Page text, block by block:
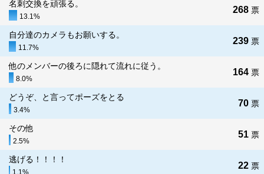
名刺交換を頑張る。
13.1%
268 票
自分達のカメラもお願いする。
11.7%
239 票
他のメンバーの後ろに隠れて流れに従う。
8.0%
164 票
どうぞ、と言ってポーズをとる
3.4%
70 票
その他
2.5%
51 票
逃げる！！！！
1.1%
22 票